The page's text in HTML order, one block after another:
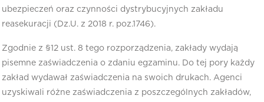
ubezpieczeń oraz czynności dystrybucyjnych zakładu
reasekuracji (Dz.U. z 2018 r. poz.1746).
Zgodnie z §12 ust. 8 tego rozporządzenia, zakłady wydają
pisemne zaświadczenia o zdaniu egzaminu. Do tej pory każdy
zakład wydawał zaświadczenia na swoich drukach. Agenci
uzyskiwali różne zaświadczenia z poszczególnych zakładów,